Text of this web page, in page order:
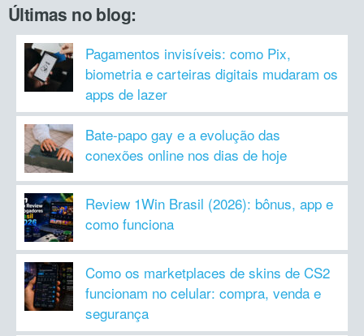
Últimas no blog:
Pagamentos invisíveis: como Pix,
biometria e carteiras digitais mudaram os
apps de lazer
Bate-papo gay e a evolução das
conexões online nos dias de hoje
Review 1Win Brasil (2026): bônus, app e
como funciona
Como os marketplaces de skins de CS2
funcionam no celular: compra, venda e
segurança